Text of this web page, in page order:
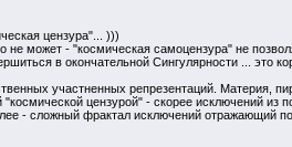
цензура"... )))
не может - "космическая самоцензура" не
в окончательной Сингулярности ... это
участненных репрезентаций. Материя,
цензурой" - скорее исключений из
- сложный фрактал исключений отражающий